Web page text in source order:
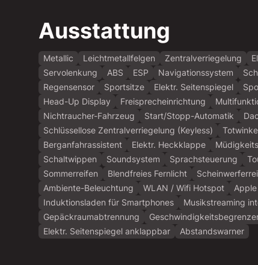
Ausstattung
Metallic Leichtmetallfelgen Zentralverriegelung
Servolenkung
ABS ESP Navigationssystem
Regensensor
Sportsitze Elektr. Seitenspiegel
Head-Up Display
Freisprecheinrichtung
Nichtraucher-Fahrzeug
Start/Stopp-Automatik
Schlüssellose Zentralverriegelung (Keyless)
Berganfahrassistent
Elektr. Heckklappe
Schaltwippen
Soundsystem Sprachsteuerung
Sommerreifen
Blendfreies Fernlicht
Ambiente-Beleuchtung
WLAN / Wifi Hotspot
Induktionsladen für Smartphones
Musikstreaming
Gepäckraumabtrennung
Elektr. Seitenspiegel anklappbar
Abstandswarner